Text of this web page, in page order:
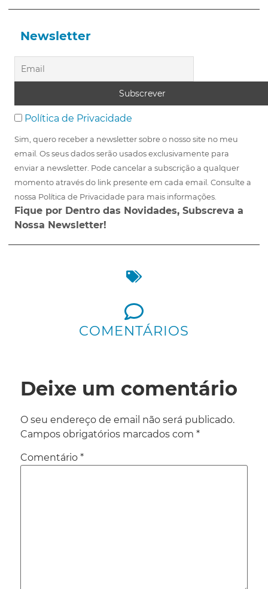
Newsletter
Política de Privacidade
Sim, quero receber a newsletter sobre o nosso site no meu
email. Os seus dados serão usados exclusivamente para
enviar a newsletter. Pode cancelar a subscrição a qualquer
momento através do link presente em cada email. Consulte a
nossa Política de Privacidade para mais informações.
Fique por Dentro das Novidades, Subscreva a
Nossa Newsletter!
COMENTÁRIOS
Deixe um comentário
O seu endereço de email não será publicado.
Campos obrigatórios marcados com *
Comentário *